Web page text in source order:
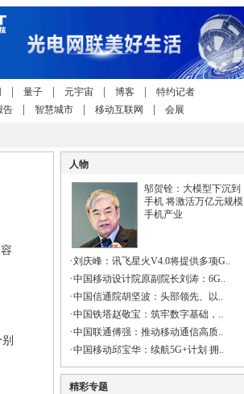
量子 元宇宙 博客
特约记者
告 智慧城市 移动互联网 会展
人物
邬贺铨：大模型下沉到
手机 将激活万亿元规模
手机产业
·刘庆峰：讯飞星火V4.0将提供多项G..
·中国移动设计院原副院长刘涛：6G..
·中国信通院胡坚波：头部领先、以..
·中国铁塔赵敬宝：筑牢数字基础，..
·中国联通傅强：推动移动通信高质..
·中国移动邱宝华：续航5G+计划 拥..
精彩专题